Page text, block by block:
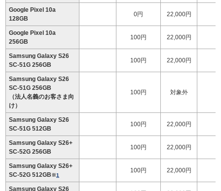
Google Pixel 10a
128GB
0円 22,000円
Google Pixel 10a
256GB
100円 22,000円
Samsung Galaxy S26
SC-51G 256GB
100円 22,000円
Samsung Galaxy S26
SC-51G 256GB
（法人名義のお客さま向
け）
100円 対象外
Samsung Galaxy S26
SC-51G 512GB
100円 22,000円
Samsung Galaxy S26+
SC-52G 256GB
100円 22,000円
Samsung Galaxy S26+
SC-52G 512GB※1
100円 22,000円
Samsung Galaxy S26